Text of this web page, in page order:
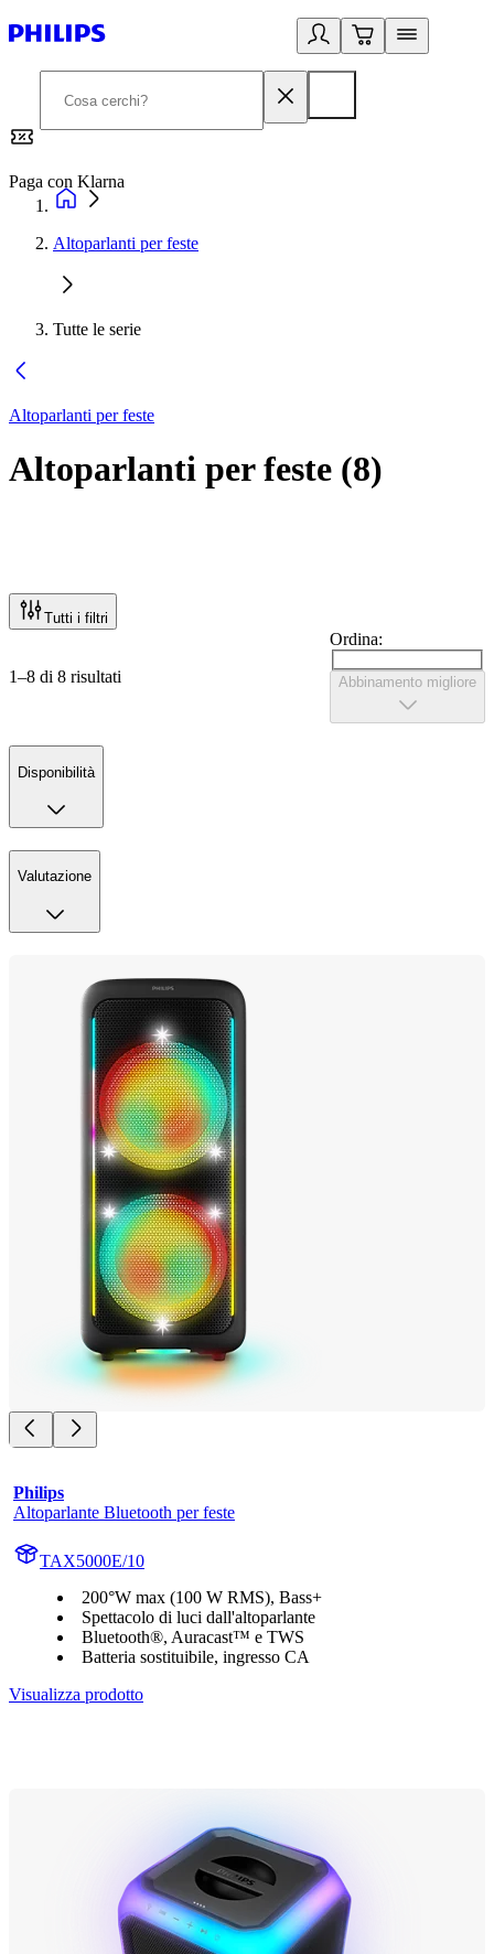
Paga con Klarna
Altoparlanti per feste
Tutte le serie
Altoparlanti per feste
Altoparlanti per feste (8)
Tutti i filtri
1–8 di 8 risultati
Ordina:
Abbinamento migliore
Disponibilità
Valutazione
Philips
Altoparlante Bluetooth per feste
TAX5000E/10
200°W max (100 W RMS), Bass+
Spettacolo di luci dall'altoparlante
Bluetooth®, Auracast™ e TWS
Batteria sostituibile, ingresso CA
Visualizza prodotto